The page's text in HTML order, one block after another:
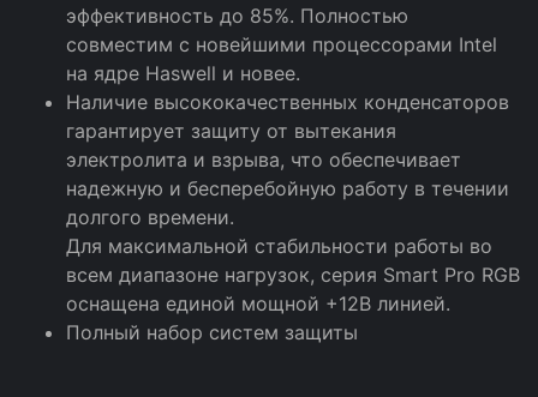
эффективность до 85%. Полностью
совместим с новейшими процессорами Intel
на ядре Haswell и новее.
Наличие высококачественных конденсаторов
гарантирует защиту от вытекания
электролита и взрыва, что обеспечивает
надежную и бесперебойную работу в течении
долгого времени.
Для максимальной стабильности работы во
всем диапазоне нагрузок, серия Smart Pro RGB
оснащена единой мощной +12В линией.
Полный набор систем защиты